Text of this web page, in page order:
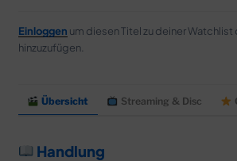
Einloggen um diesen Titel zu deiner
hinzuzufügen.
Übersicht Streaming & Disc
Handlung